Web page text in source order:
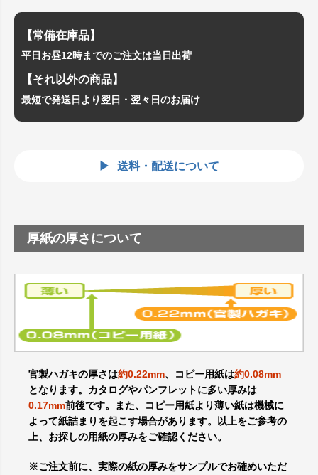
【常備在庫品】
平日お昼12時までのご注文は当日出荷
【それ以外の商品】
最短で発送日より翌日・翌々日のお届け
送料・配送について
厚紙の厚さについて
官製ハガキの厚さは約0.22mm、コピー用紙は約0.08mm
となります。カタログやパンフレットに多い厚みは
0.17mm前後です。また、コピー用紙より薄い紙は機械に
よって紙詰まりを起こす場合があります。以上をご参考の
上、お探しの用紙の厚みをご確認ください。
※ご注文前に、実際の紙の厚みをサンプルでお確めいただ